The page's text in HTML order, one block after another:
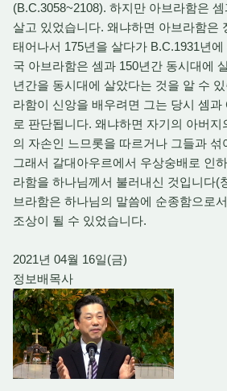
(B.C.3058~2108). 하지만 아브라함은
살고 있었습니다. 왜냐하면 아브라함은
태어나서 175년을 살다가 B.C.1931년
국 아브라함은 셈과 150년간 동시대에
년간을 동시대에 살았다는 것을 알 수
라함이 신앙을 배우려면 그는 당시 셈과
로 판단됩니다. 왜냐하면 자기의 아버
의 자손인 느므롯을 따르거나 그들과 섞
그래서 갈대아우르에서 우상숭배로 인
라함을 하나님께서 불러내신 것입니다(
브라함은 하나님의 말씀에 순종함으로
조상이 될 수 있었습니다.
2021년 04월 16일(금)
정보배목사